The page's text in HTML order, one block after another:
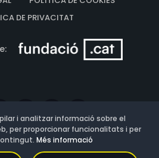
DE PRIVACITAT
i analitzar informació sobre el
per proporcionar funcionalitats i per
Més informació